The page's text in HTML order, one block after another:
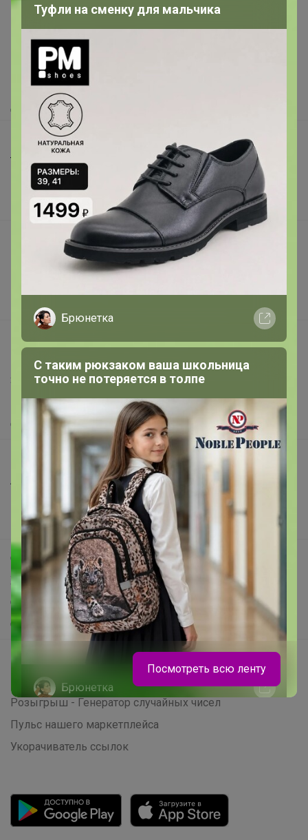
Как здесь все устроено?
Как сделать заказ?
Как получить?
Доставка
Шоурумы
Торговые марки
Наша команда
В наличии
Подарочные сертификаты
Реклама на сайте
Вакансии
support@24-ok.ru
Написать в поддержку
Защита покупателя
Помощь
О нас
Все предложения
Анонсы
Поддержка альпак
Самое выгодное
Хиты продаж
Самое желанное
Самое быстрое
Начать зарабатывать с 24-ok
Picabox.ru - Лучшее место для ваших изображений
Розыгрыш - Генератор случайных чисел
Пульс нашего маркетплейса
Укорачиватель ссылок
Туфли на сменку для мальчика
Брюнетка
С таким рюкзаком ваша школьница
точно не потеряется в толпе
Брюнетка
Классика с изюминкой - школьные
туфли для девочки TYAGI за 1529
Посмотреть всю ленту